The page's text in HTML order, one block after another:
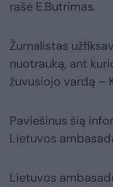
rašė E.Butrimas.
Žurnalistas
nuotrauką, ant
žuvusiojo vardą –
Paviešinus šią
Lietuvos
Lietuvos